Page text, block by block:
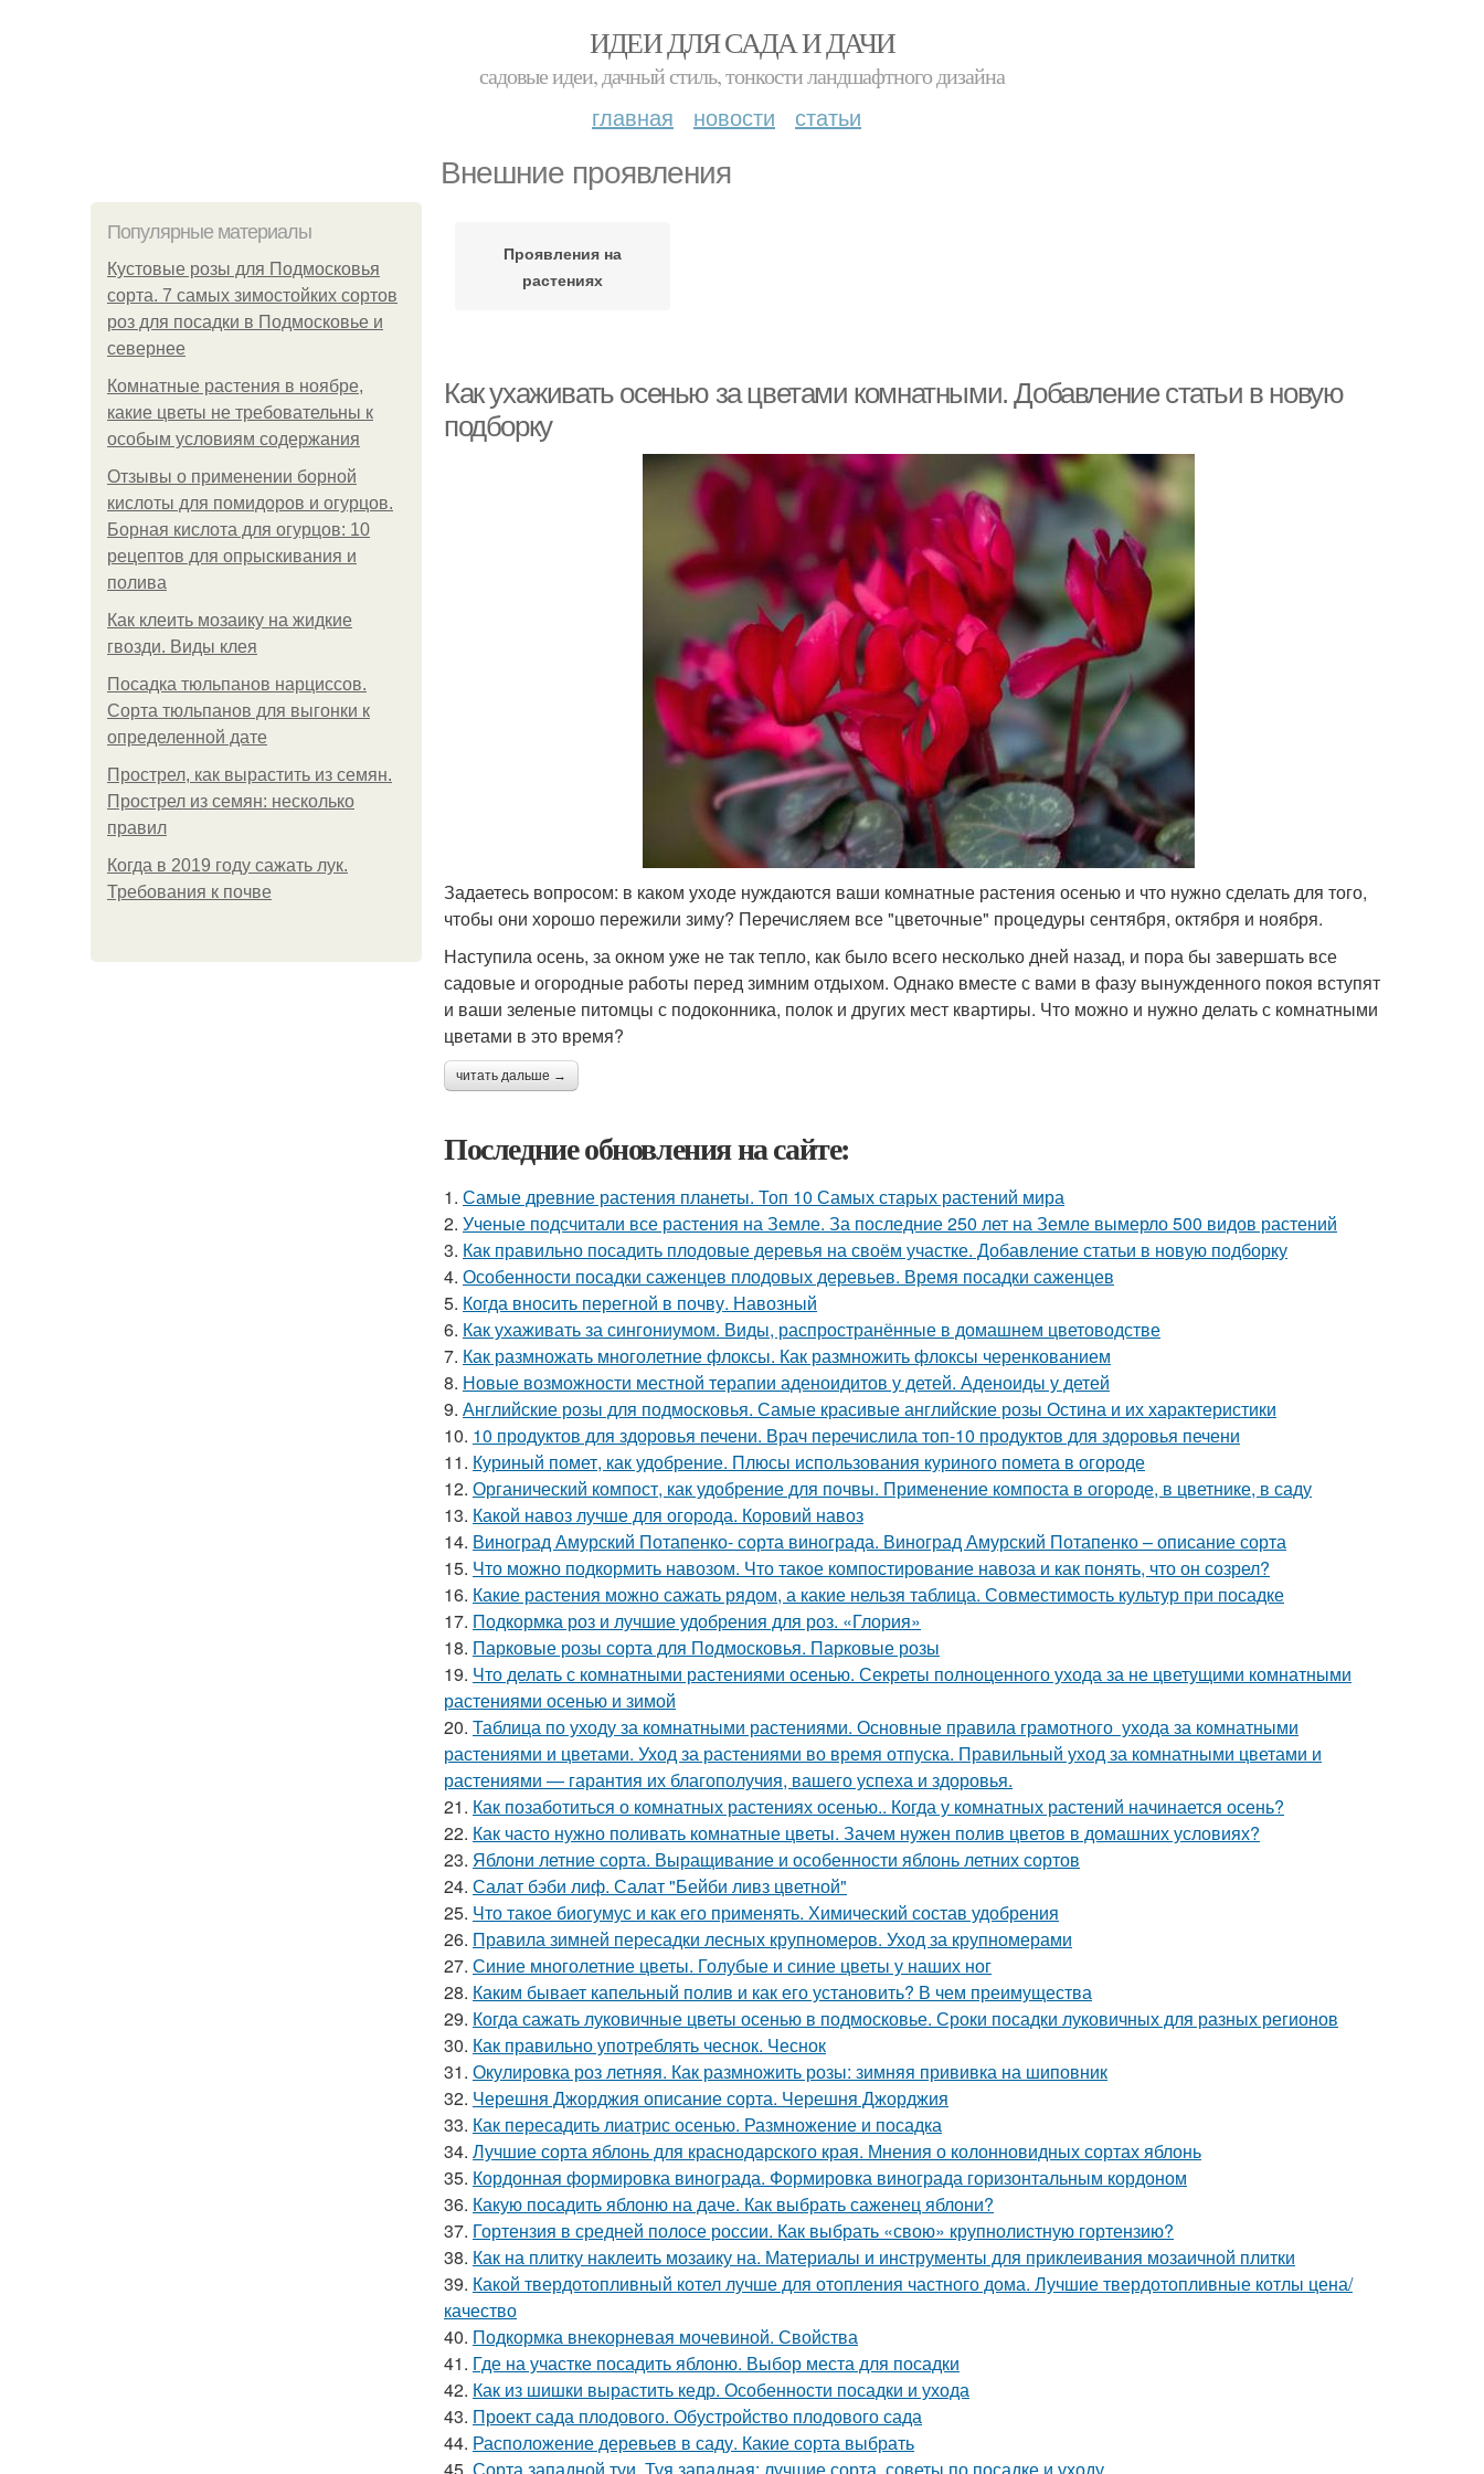
ИДЕИ ДЛЯ САДА И ДАЧИ
садовые идеи, дачный стиль, тонкости ландшафтного дизайна
главная новости статьи
Внешние проявления
Популярные материалы
Кустовые розы для Подмосковья
сорта. 7 самых зимостойких сортов
роз для посадки в Подмосковье и
севернее
Комнатные растения в ноябре,
какие цветы не требовательны к
особым условиям содержания
Отзывы о применении борной
кислоты для помидоров и огурцов.
Борная кислота для огурцов: 10
рецептов для опрыскивания и
полива
Как клеить мозаику на жидкие
гвозди. Виды клея
Посадка тюльпанов нарциссов.
Сорта тюльпанов для выгонки к
определенной дате
Прострел, как вырастить из семян.
Прострел из семян: несколько
правил
Когда в 2019 году сажать лук.
Требования к почве
Проявления на
растениях
Как ухаживать осенью за цветами комнатными. Добавление статьи в новую
подборку
Задаетесь вопросом: в каком уходе нуждаются ваши комнатные растения осенью и что нужно сделать для того,
чтобы они хорошо пережили зиму? Перечисляем все "цветочные" процедуры сентября, октября и ноября.
Наступила осень, за окном уже не так тепло, как было всего несколько дней назад, и пора бы завершать все
садовые и огородные работы перед зимним отдыхом. Однако вместе с вами в фазу вынужденного покоя вступят
и ваши зеленые питомцы с подоконника, полок и других мест квартиры. Что можно и нужно делать с комнатными
цветами в это время?
читать дальше →
Последние обновления на сайте:
1. Самые древние растения планеты. Топ 10 Самых старых растений мира
2. Ученые подсчитали все растения на Земле. За последние 250 лет на Земле вымерло 500 видов растений
3. Как правильно посадить плодовые деревья на своём участке. Добавление статьи в новую подборку
4. Особенности посадки саженцев плодовых деревьев. Время посадки саженцев
5. Когда вносить перегной в почву. Навозный
6. Как ухаживать за сингониумом. Виды, распространённые в домашнем цветоводстве
7. Как размножать многолетние флоксы. Как размножить флоксы черенкованием
8. Новые возможности местной терапии аденоидитов у детей. Аденоиды у детей
9. Английские розы для подмосковья. Самые красивые английские розы Остина и их характеристики
10. 10 продуктов для здоровья печени. Врач перечислила топ-10 продуктов для здоровья печени
11. Куриный помет, как удобрение. Плюсы использования куриного помета в огороде
12. Органический компост, как удобрение для почвы. Применение компоста в огороде, в цветнике, в саду
13. Какой навоз лучше для огорода. Коровий навоз
14. Виноград Амурский Потапенко- сорта винограда. Виноград Амурский Потапенко – описание сорта
15. Что можно подкормить навозом. Что такое компостирование навоза и как понять, что он созрел?
16. Какие растения можно сажать рядом, а какие нельзя таблица. Совместимость культур при посадке
17. Подкормка роз и лучшие удобрения для роз. «Глория»
18. Парковые розы сорта для Подмосковья. Парковые розы
19. Что делать с комнатными растениями осенью. Секреты полноценного ухода за не цветущими комнатными
растениями осенью и зимой
20. Таблица по уходу за комнатными растениями. Основные правила грамотного ухода за комнатными
растениями и цветами. Уход за растениями во время отпуска. Правильный уход за комнатными цветами и
растениями — гарантия их благополучия, вашего успеха и здоровья.
21. Как позаботиться о комнатных растениях осенью.. Когда у комнатных растений начинается осень?
22. Как часто нужно поливать комнатные цветы. Зачем нужен полив цветов в домашних условиях?
23. Яблони летние сорта. Выращивание и особенности яблонь летних сортов
24. Салат бэби лиф. Салат "Бейби ливз цветной"
25. Что такое биогумус и как его применять. Химический состав удобрения
26. Правила зимней пересадки лесных крупномеров. Уход за крупномерами
27. Синие многолетние цветы. Голубые и синие цветы у наших ног
28. Каким бывает капельный полив и как его установить? В чем преимущества
29. Когда сажать луковичные цветы осенью в подмосковье. Сроки посадки луковичных для разных регионов
30. Как правильно употреблять чеснок. Чеснок
31. Окулировка роз летняя. Как размножить розы: зимняя прививка на шиповник
32. Черешня Джорджия описание сорта. Черешня Джорджия
33. Как пересадить лиатрис осенью. Размножение и посадка
34. Лучшие сорта яблонь для краснодарского края. Мнения о колонновидных сортах яблонь
35. Кордонная формировка винограда. Формировка винограда горизонтальным кордоном
36. Какую посадить яблоню на даче. Как выбрать саженец яблони?
37. Гортензия в средней полосе россии. Как выбрать «свою» крупнолистную гортензию?
38. Как на плитку наклеить мозаику на. Материалы и инструменты для приклеивания мозаичной плитки
39. Какой твердотопливный котел лучше для отопления частного дома. Лучшие твердотопливные котлы цена/
качество
40. Подкормка внекорневая мочевиной. Свойства
41. Где на участке посадить яблоню. Выбор места для посадки
42. Как из шишки вырастить кедр. Особенности посадки и ухода
43. Проект сада плодового. Обустройство плодового сада
44. Расположение деревьев в саду. Какие сорта выбрать